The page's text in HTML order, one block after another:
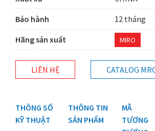
Bảo hành
12 tháng
Hãng sản xuất
MIRO
LIÊN HỆ CATALOG
THÔNG SỐ
KỸ THUẬT
THÔNG TIN
SẢN PHẨM
MÃ
TƯƠNG